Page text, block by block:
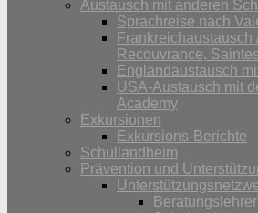
Austausch mit anderen
Sprachreise nach
Frankreichaustausch
Recouvrance, Saintes
Englandaustausch
USA-Austausch mit
Academy
Exkursionen
Exkursions-Berichte
Schullandheim
Prävention und